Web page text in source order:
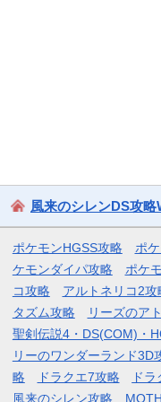
風来のシレンDS攻
ポケモンHGSS攻略 ポ
ケモンダイパ攻略
ポケ
コ攻略
アルトネリコ2攻
タズム攻略
リーズのア
聖剣伝説4・DS(COM)・
リーのワンダーランド3D
略
ドラクエ7攻略 ド
風来のシレン攻略